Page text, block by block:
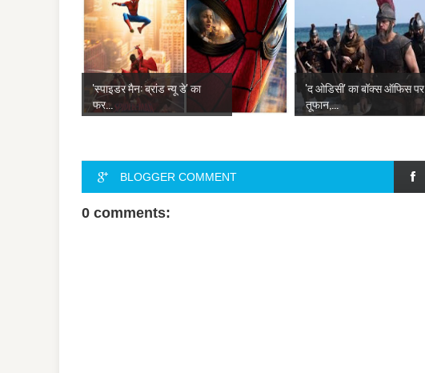
'स्पाइडर मैन: ब्रांड न्यू डे' का
फर...
'द ओडिसी' का बॉक्स ऑफिस पर
तूफान,...
BLOGGER COMMENT
0 comments: